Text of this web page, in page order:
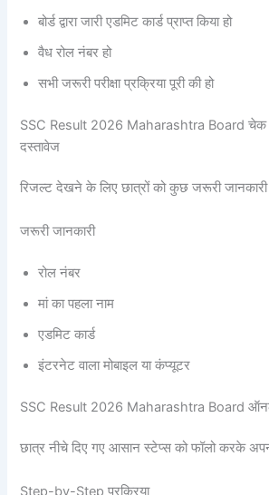
बोर्ड द्वारा जारी एडमिट कार्ड प्राप्त किया हो
वैध रोल नंबर हो
सभी जरूरी परीक्षा प्रक्रिया पूरी की हो
SSC Result 2026 Maharashtra Board
दस्तावेज
रिजल्ट देखने के लिए छात्रों को कुछ जरूरी
जरूरी जानकारी
रोल नंबर
मां का पहला नाम
एडमिट कार्ड
इंटरनेट वाला मोबाइल या कंप्यूटर
SSC Result 2026 Maharashtra Board
छात्र नीचे दिए गए आसान स्टेप्स को फॉलो करके
Step-by-Step प्रक्रिया